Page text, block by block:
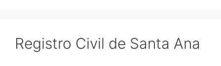
Registro Civil de Santa Ana